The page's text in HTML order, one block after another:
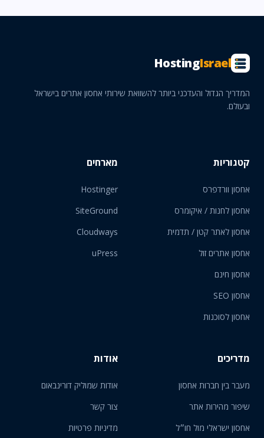
HostingIsrael
המדריך הגדול והעדכני ביותר להשוואת שירותי אחסון אתרים בישראל
ובעולם.
קטגוריות
אחסון וורדפרס
אחסון לחנות / איקומרס
אחסון לאתר קטן / תדמית
אחסון אתרים זול
אחסון חינם
אחסון SEO
אחסון לסוכנות
מארחים
Hostinger
SiteGround
Cloudways
uPress
מדריכים
מעבר בין חברות אחסון
שיפור מהירות אתר
אחסון ישראלי מול חו״ל
אודות
אודות שמוליק דורינבאום
צור קשר
מדיניות פרטיות